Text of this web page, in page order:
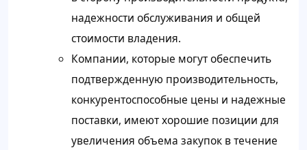
надежности обслуживания и общей
стоимости владения.
Компании, которые могут обеспечить
подтвержденную производительность,
конкурентоспособные цены и надежные
поставки, имеют хорошие позиции для
увеличения объема закупок в течение